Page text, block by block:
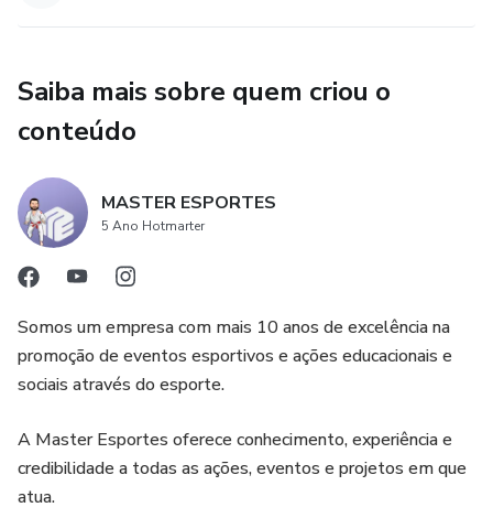
Saiba mais sobre quem criou o
conteúdo
MASTER ESPORTES
5 Ano Hotmarter
Somos um empresa com mais 10 anos de excelência na
promoção de eventos esportivos e ações educacionais e
sociais através do esporte.
A Master Esportes oferece conhecimento, experiência e
credibilidade a todas as ações, eventos e projetos em que
atua.